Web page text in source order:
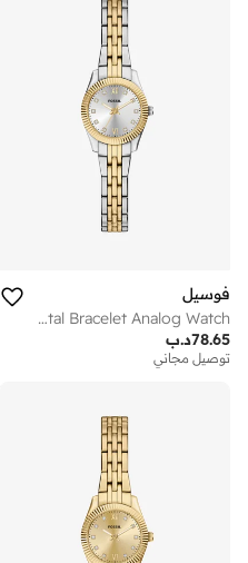
فوسيل
Stainless Steel Metal Bracelet Analog Watch
د.ب78.65
توصيل مجاني